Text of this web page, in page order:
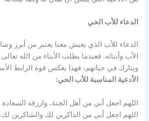
الدعاء للأب الحي
الدعاء للأب الذي يعيش معنا يعتبر من أبرز
الأب وأبنائه. فعندما يطلب الأبناء من الله
ويبارك في حياتهم، فهذا يعكس قوة الرابط
الأدعية المناسبة للأب الحي:
اللهم اجعل أبي من أهل الجنة، وارزقه السعادة
اللهم اجعل أبي من الذاكرين لك والشاكرين